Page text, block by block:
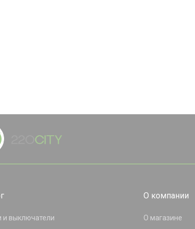
и выключатели
О компании
О магазине